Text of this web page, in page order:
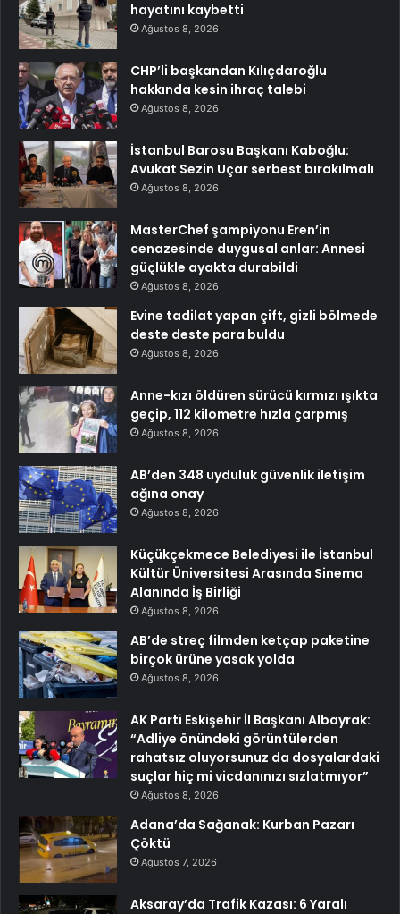
hayatını kaybetti
Ağustos 8, 2026
CHP’li başkandan Kılıçdaroğlu
hakkında kesin ihraç talebi
Ağustos 8, 2026
İstanbul Barosu Başkanı Kaboğlu:
Avukat Sezin Uçar serbest bırakılmalı
Ağustos 8, 2026
MasterChef şampiyonu Eren’in
cenazesinde duygusal anlar: Annesi
güçlükle ayakta durabildi
Ağustos 8, 2026
Evine tadilat yapan çift, gizli bölmede
deste deste para buldu
Ağustos 8, 2026
Anne-kızı öldüren sürücü kırmızı ışıkta
geçip, 112 kilometre hızla çarpmış
Ağustos 8, 2026
AB’den 348 uyduluk güvenlik iletişim
ağına onay
Ağustos 8, 2026
Küçükçekmece Belediyesi ile İstanbul
Kültür Üniversitesi Arasında Sinema
Alanında İş Birliği
Ağustos 8, 2026
AB’de streç filmden ketçap paketine
birçok ürüne yasak yolda
Ağustos 8, 2026
AK Parti Eskişehir İl Başkanı Albayrak:
“Adliye önündeki görüntülerden
rahatsız oluyorsunuz da dosyalardaki
suçlar hiç mi vicdanınızı sızlatmıyor”
Ağustos 8, 2026
Adana’da Sağanak: Kurban Pazarı
Çöktü
Ağustos 7, 2026
Aksaray’da Trafik Kazası: 6 Yaralı